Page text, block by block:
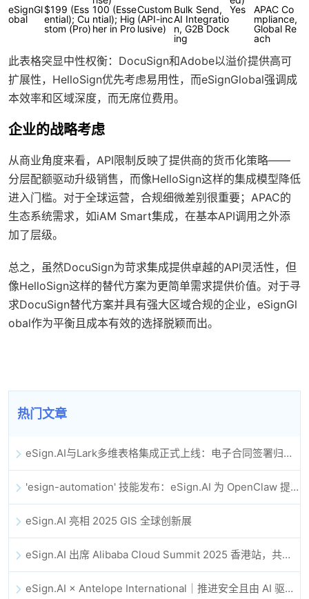
eSignGl
obal
$199 (Ess
ential); Cu
stom (Pro)
100 (Esse
ntial); Hig
her in Pro
Custom
(API-inc
lusive)
Bulk Send,
AI Integratio
n, G2B Dock
ing
Yes
APAC Co
mpliance,
Global Re
ach
此表格突显中性权衡：DocuSign和Adobe以溢价提供高可
扩展性，HelloSign优先考虑易用性，而eSignGlobal强调成
本效率和区域深度，而无席位费用。
企业的战略考虑
从商业角度来看，API限制反映了提供商的货币化策略——
分层配额驱动升级销售，而像HelloSign这样的集成模型降低
进入门槛。对于全球运营，合规细微差别很重要；APAC的
生态系统需求，如iAM Smart集成，在基本API调用之外添
加了层级。
总之，虽然DocuSign为苛求集成提供卓越的API灵活性，但
像HelloSign这样的替代方案为更简单需求提供价值。对于寻
求DocuSign替代方案并具有强大区域合规的企业，eSignGl
obal作为平衡且成本有效的选择脱颖而出。
热门文章
eSign.AI与Lark多维表格集成正式上线：电子合同签署归档全程自动化
'esign-automation' 技能发布：eSign.AI 为 OpenClaw 提供自动化电子签名能力
eSign.AI 亮相 2025 GIS 全球创新展
eSign.AI 出席 Alibaba Cloud Summit 2025 香港站，共同探讨 AI 驱动的云创新与数字信任未来
eSign.AI × Antelope International｜推进安全且由 AI 驱动的数字化工作流